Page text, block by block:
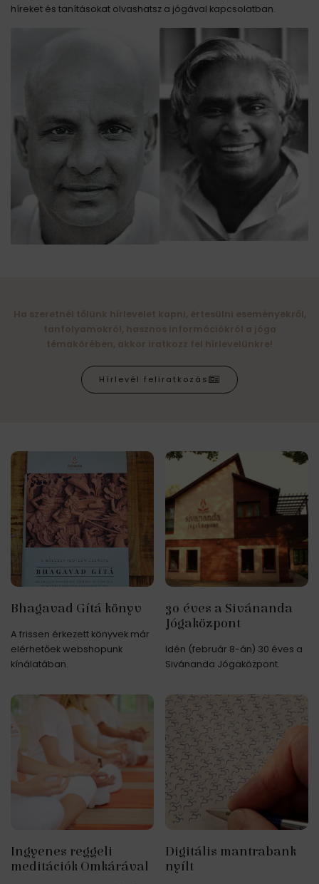
híreket és tanításokat olvashatsz a jógával kapcsolatban.
Ha szeretnél tőlünk hírlevelet kapni, értesülni eseményekről,
tanfolyamokról, hasznos információkról a jóga
témakörében, akkor iratkozz fel hírlevelünkre!
Hírlevél feliratkozás
Bhagavad Gítá könyv
A frissen érkezett könyvek már
elérhetőek webshopunk
kínálatában.
30 éves a Sivánanda
Jógaközpont
Idén (február 8-án) 30 éves a
Sivánanda Jógaközpont.
Ingyenes reggeli
meditációk Omkárával
Digitális mantrabank
nyílt